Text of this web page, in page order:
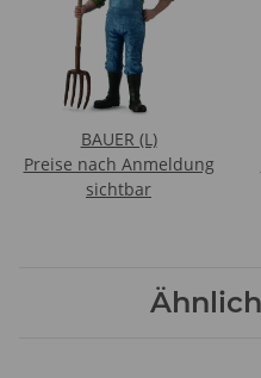
BAUER (L)
Preise nach Anmeldung
sichtbar